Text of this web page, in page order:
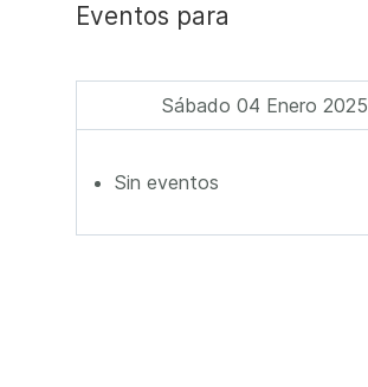
Eventos para
Sábado 04 Enero 2025
Sin eventos